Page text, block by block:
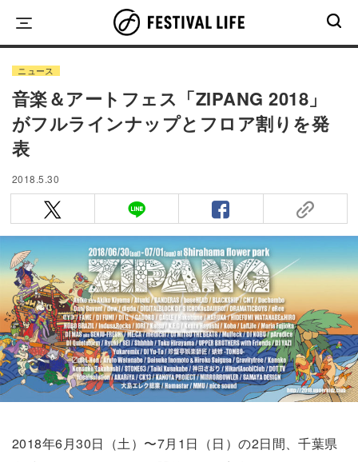
content
ニュース
音楽＆アートフェス「ZIPANG 2018」
がフルラインナップとフロア割りを発
表
2018.5.30
2018年6月30日（土）〜7月1日（日）の2日間、千葉県